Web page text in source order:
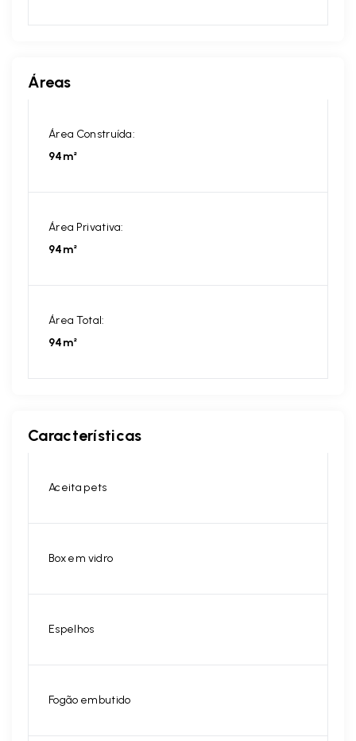
Áreas
Área Construída:
94m²
Área Privativa:
94m²
Área Total:
94m²
Características
Aceita pets
Box em vidro
Espelhos
Fogão embutido